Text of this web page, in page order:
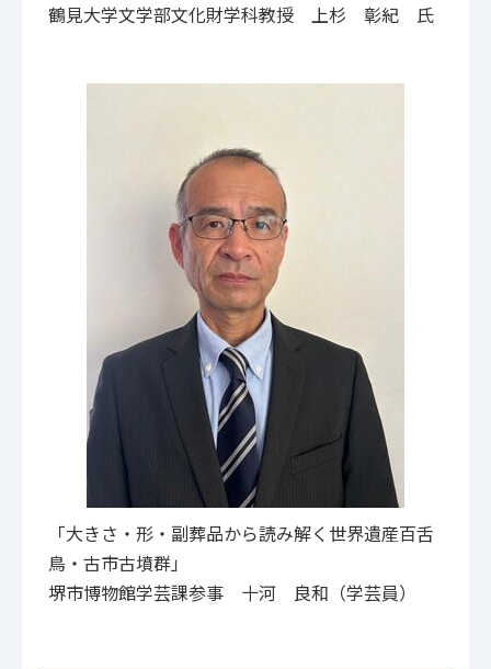
鶴見大学文学部文化財学科教授 上杉 彰紀 氏
「大きさ・形・副葬品から読み解く世界遺産百舌
鳥・古市古墳群」
堺市博物館学芸課参事 十河 良和（学芸員）